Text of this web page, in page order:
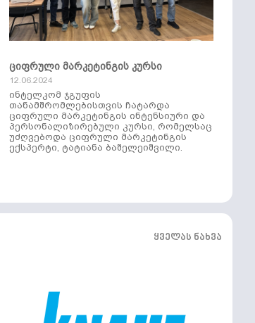
ციფრული მარკეტინგის კურსი
12.06.2024
ინტელკომ ჯგუფის
თანამშრომლებისთვის ჩატარდა
ციფრული მარკეტინგის ინტენსიური და
პერსონალიზირებული კურსი, რომელსაც
უძღვებოდა ციფრული მარკეტინგის
ექსპერტი, ტატიანა ბაშელეიშვილი.
ყველას ნახვა